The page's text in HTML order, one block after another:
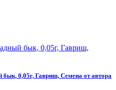
0,05г, Гавриш, Семена от автора